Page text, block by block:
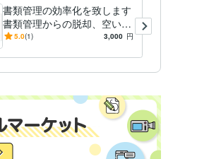
書類管理の効率化を致します
書類管理からの脱却、空いた
時間を有効に活用できるよう
5.0(1) 3,000 円